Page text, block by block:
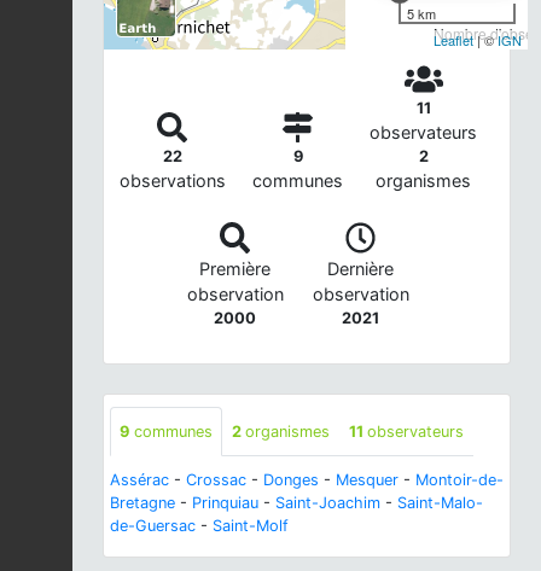
Nombre
5 km
Leaflet| ©IGN
22
observations
9
communes
11
observateurs
2
organismes
Première
observation
2000
Dernière
observation
2021
9 communes 2 organismes 11 observateurs
Assérac - Crossac - Donges - Mesquer - Montoir-de-
Bretagne - Prinquiau - Saint-Joachim - Saint-Malo-
de-Guersac - Saint-Molf